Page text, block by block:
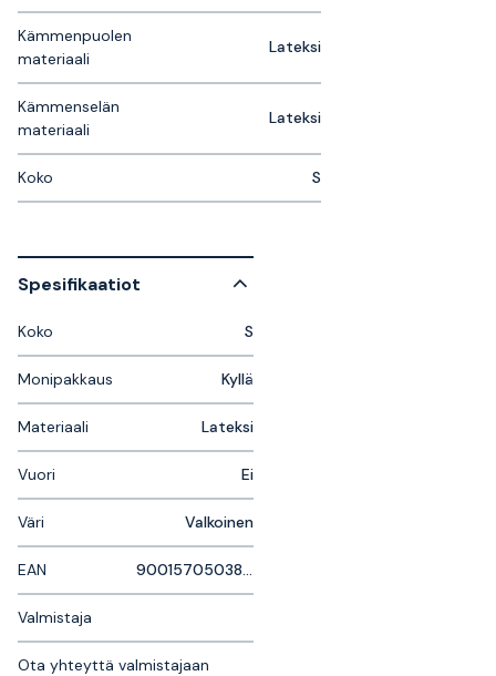
Kämmenpuolen
materiaali
Lateksi
Kämmenselän
materiaali
Lateksi
Koko S
Spesifikaatiot
Koko S
Monipakkaus Kyllä
Materiaali Lateksi
Vuori Ei
Väri Valkoinen
EAN 9001570503879
Valmistaja
Ota yhteyttä valmistajaan